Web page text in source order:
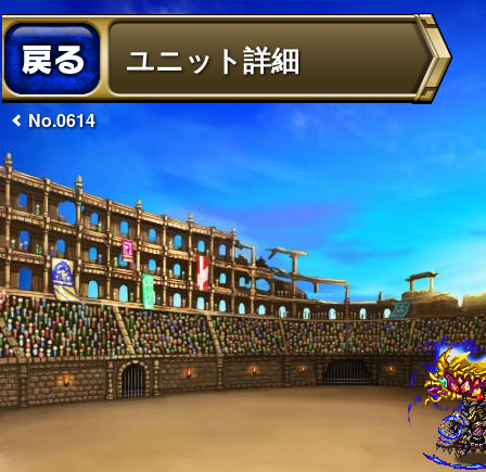
ユニット詳細
No.0614